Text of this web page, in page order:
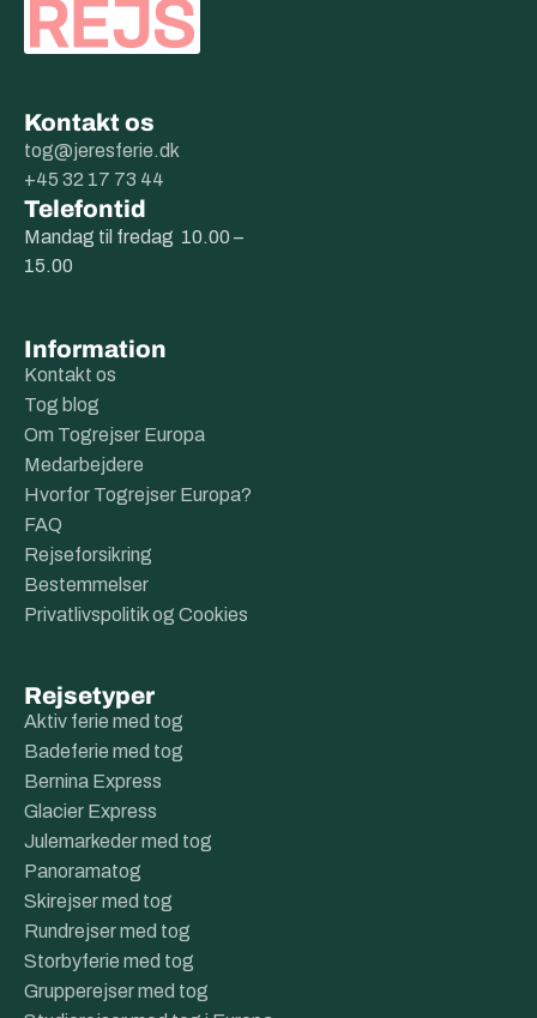
Kontakt os
tog@jeresferie.dk
+45 32 17 73 44
Telefontid
Mandag til fredag 10.00 –
15.00
Information
Kontakt os
Tog blog
Om Togrejser Europa
Medarbejdere
Hvorfor Togrejser Europa?
FAQ
Rejseforsikring
Bestemmelser
Privatlivspolitik og Cookies
Rejsetyper
Aktiv ferie med tog
Badeferie med tog
Bernina Express
Glacier Express
Julemarkeder med tog
Panoramatog
Skirejser med tog
Rundrejser med tog
Storbyferie med tog
Grupperejser med tog